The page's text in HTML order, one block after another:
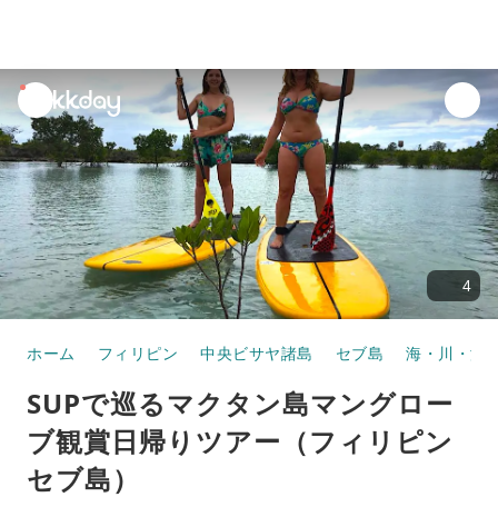
unread
notifications
4
ホーム フィリピン 中央ビサヤ諸島 セブ島 海・川・湖
SUPで巡るマクタン島マングロー
ブ観賞日帰りツアー（フィリピン
セブ島）